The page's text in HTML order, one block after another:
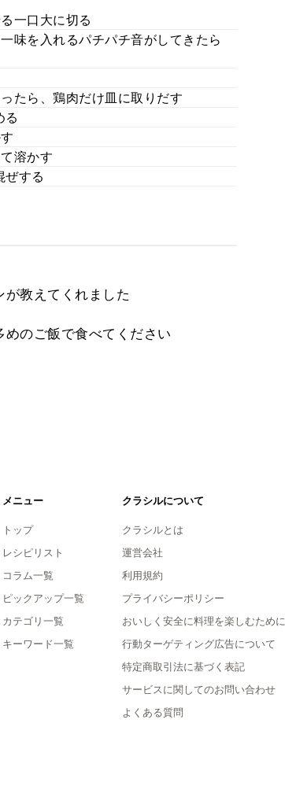
一口大に切る
味を入れるパチパチ音がしてきたら
たら、鶏肉だけ皿に取りだす
る
溶かす
する
教えてくれました
のご飯で食べてください
メニュー
トップ
レシピリスト
コラム一覧
ピックアップ一覧
カテゴリ一覧
キーワード一覧
クラシルについて
クラシルとは
運営会社
利用規約
プライバシーポリシー
おいしく安全に料理を楽しむために
行動ターゲティング広告について
特定商取引法に基づく表記
サービスに関してのお問い合わせ
よくある質問